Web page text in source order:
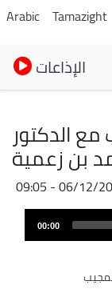
Arabic Tamazight
الإذاعات
مع الدكتور
بن زعمية
06/12/2024 -
00:00